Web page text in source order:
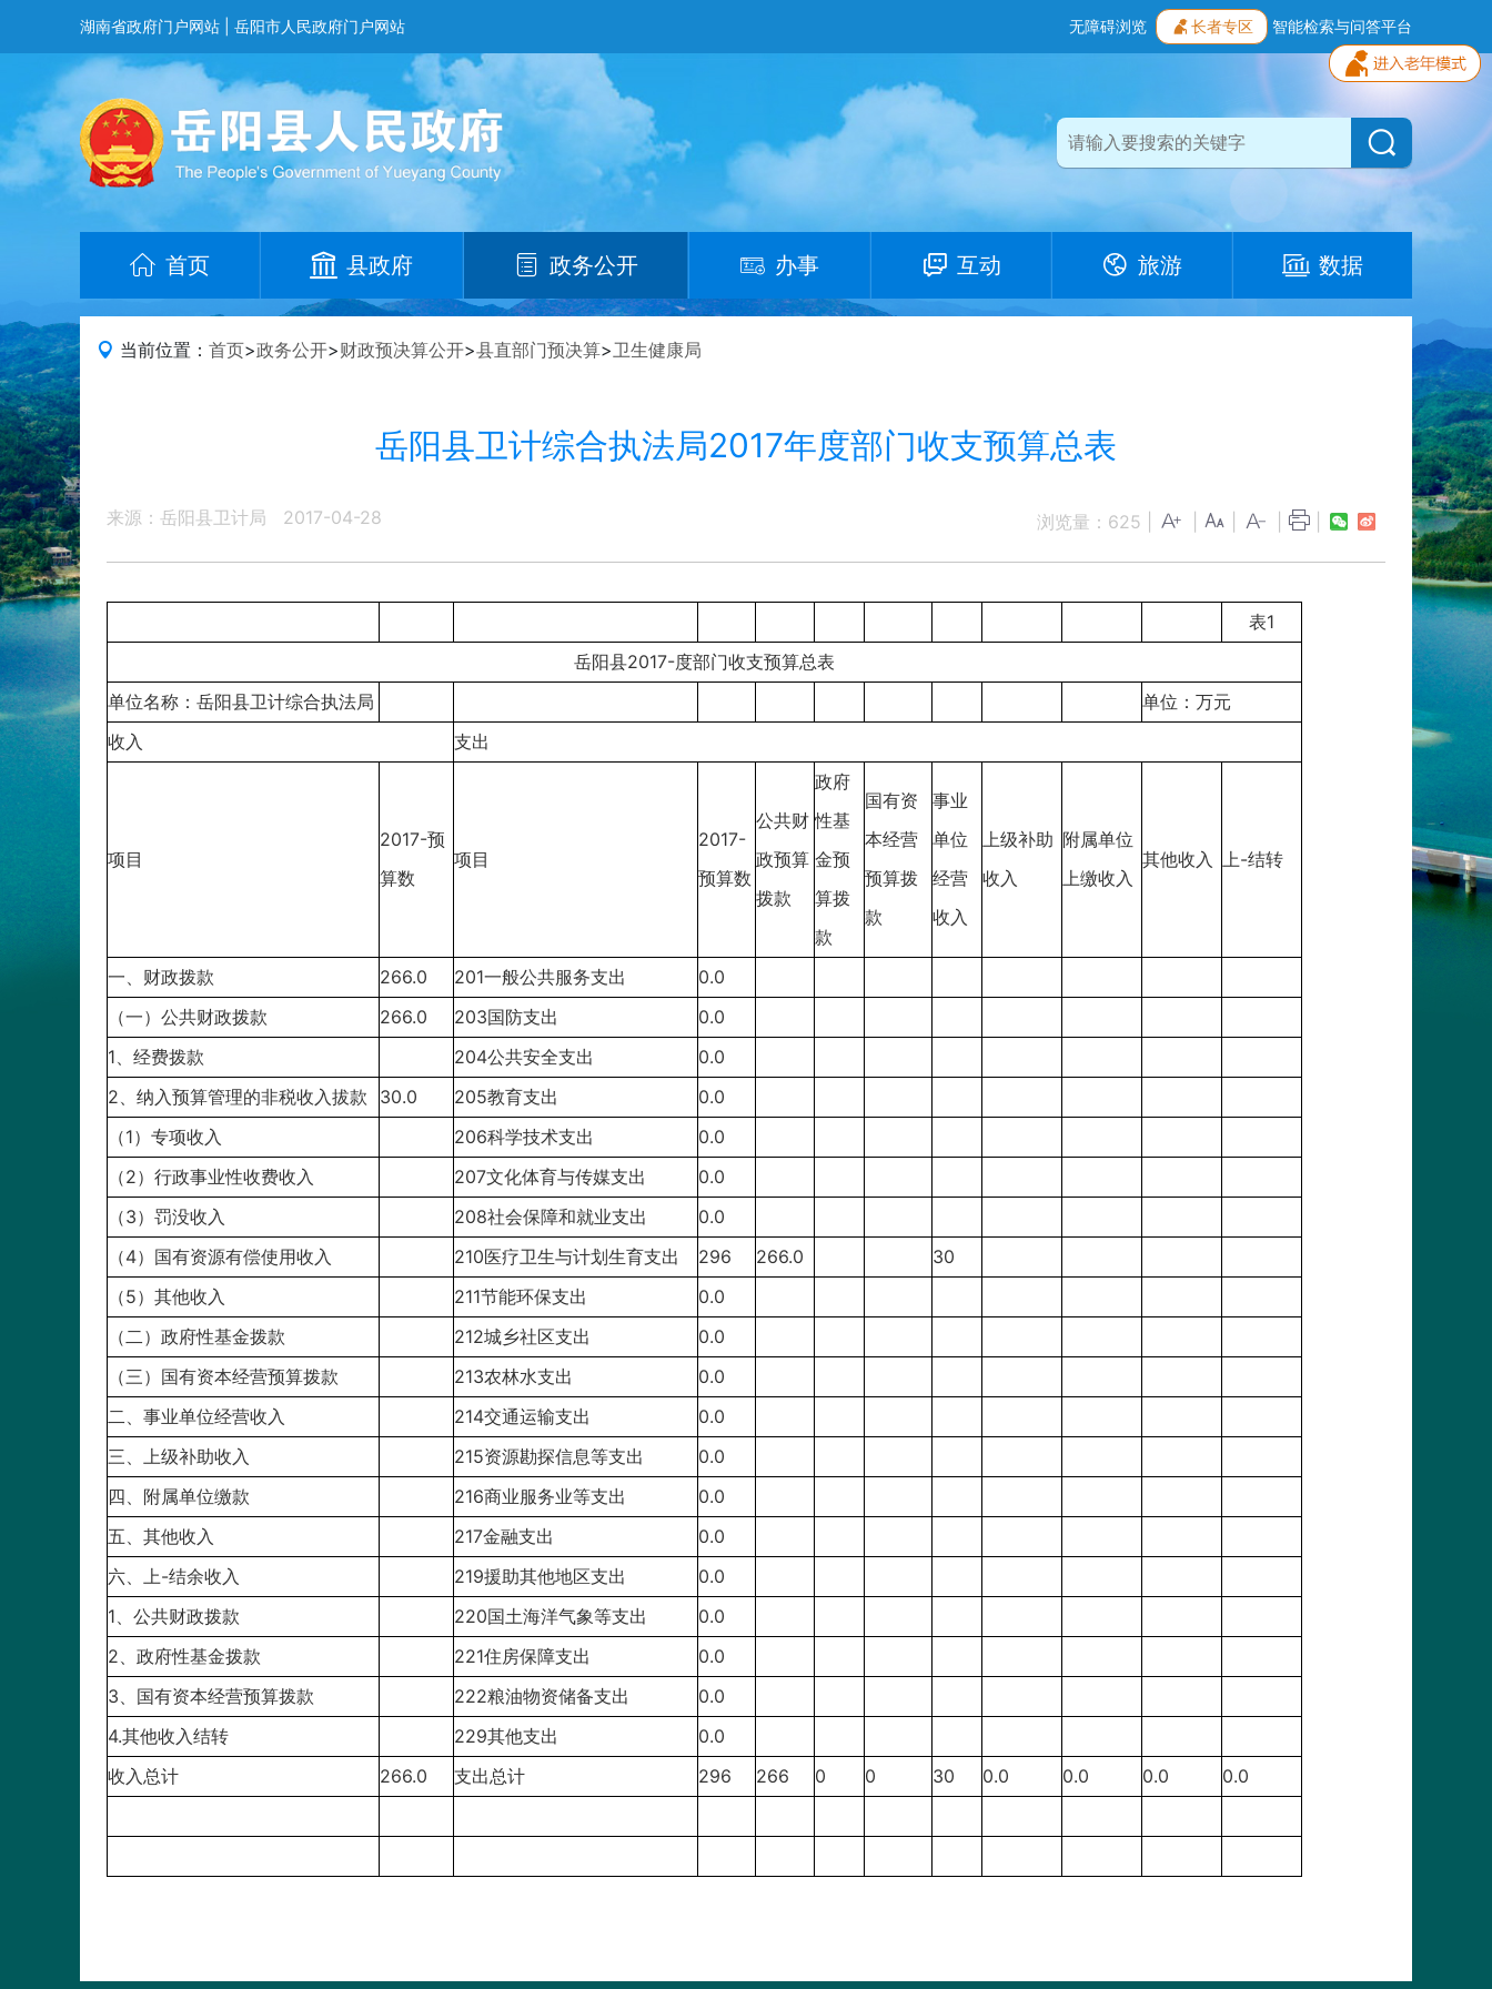
湖南省政府门户网站 岳阳市人民政府门户网站 无障碍浏览 长者专区 智能检索与问答平台
首页 县政府 政务公开 办事 互动 旅游 数据
当前位置： 首页>政务公开>财政预决算公开>县直部门预决算>卫生健康局
岳阳县卫计综合执法局2017年度部门收支预算总表
来源：岳阳县卫计局 2017-04-28 浏览量： 625
表1
岳阳县2017-度部门收支预算总表
单位名称：岳阳县卫计综合执法局
单位：万元
收入
支出
项目
2017-预
算数
项目
2017-
预算数
公共财
政预算
拨款
政府
性基
金预
算拨
款
国有资
本经营
预算拨
款
事业
单位
经营
收入
上级补助
收入
附属单位
上缴收入
其他收入 上-结转
一、财政拨款 266.0 201一般公共服务支出
0.0
（一）公共财政拨款
266.0 203国防支出
0.0
1、经费拨款
204公共安全支出
0.0
2、纳入预算管理的非税收入拔款
30.0 205教育支出
0.0
（1）专项收入
206科学技术支出
0.0
（2）行政事业性收费收入
207文化体育与传媒支出
0.0
（3）罚没收入
208社会保障和就业支出
0.0
（4）国有资源有偿使用收入
210医疗卫生与计划生育支出 296 266.0
30
（5）其他收入
211节能环保支出
0.0
（二）政府性基金拨款
212城乡社区支出
0.0
（三）国有资本经营预算拨款
213农林水支出
0.0
二、事业单位经营收入
214交通运输支出
0.0
三、上级补助收入
215资源勘探信息等支出
0.0
四、附属单位缴款
216商业服务业等支出
0.0
五、其他收入
217金融支出
0.0
六、上-结余收入
219援助其他地区支出
0.0
1、公共财政拨款
220国土海洋气象等支出
0.0
2、政府性基金拨款
221住房保障支出
0.0
3、国有资本经营预算拨款
222粮油物资储备支出
0.0
4.其他收入结转
229其他支出
0.0
收入总计
266.0 支出总计 296 266 0 0 30 0.0 0.0 0.0 0.0